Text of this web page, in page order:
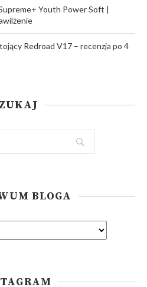
Youth Power Soft |
Redroad V17 – recenzja po 4
BLOGA